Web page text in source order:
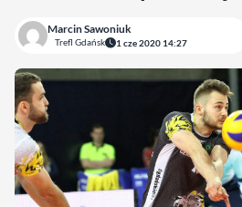
Marcin Sawoniuk
Trefl Gdańsk 1 cze 2020 14:27